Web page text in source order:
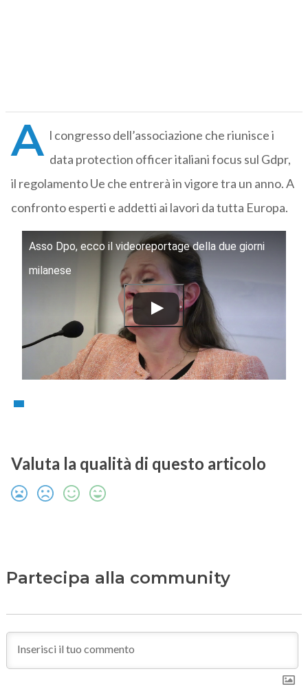
A l congresso dell’associazione che riunisce i
data protection officer italiani focus sul Gdpr,
il regolamento Ue che entrerà in vigore tra un anno. A
confronto esperti e addetti ai lavori da tutta Europa.
Asso Dpo, ecco il videoreportage della due giorni
milanese
Valuta la qualità di questo articolo
Partecipa alla community